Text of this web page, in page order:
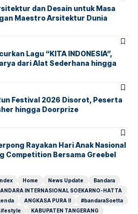
dan Desain untuk Masa
Maestro Arsitektur Dunia
Lagu “KITA INDONESIA”,
dari Alat Sederhana hingga
Festival 2026 Disorot, Peserta
hingga Doorprize
Rayakan Hari Anak Nasional
Competition Bersama Greebel
Home News Update
Bandara
INTERNASIONAL SOEKARNO-HATTA
ANGKASA PURA II
#bandaraSoetta
KABUPATEN TANGERANG